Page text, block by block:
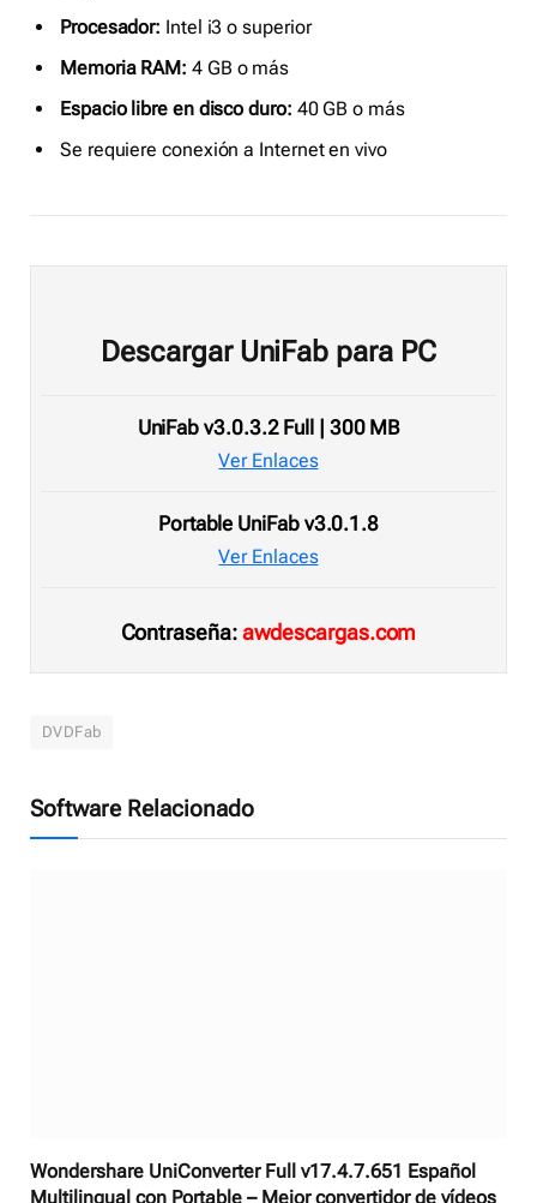
Procesador: Intel i3 o superior
Memoria RAM: 4 GB o más
Espacio libre en disco duro: 40 GB o más
Se requiere conexión a Internet en vivo
Descargar UniFab para PC
UniFab v3.0.3.2 Full | 300 MB
Ver Enlaces
Portable UniFab v3.0.1.8
Ver Enlaces
Contraseña:awdescargas.com
DVDFab
Software Relacionado
Wondershare UniConverter Full v17.4.7.651 Español
Multilingual con Portable – Mejor convertidor de vídeos